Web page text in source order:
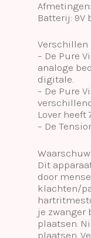
Batterij: 9V
Verschillen
– De Pure
analoge
digitale.
– De Pure
Lover heeft
– De
Dit
door
klachten/
je zwanger
plaatsen.
plaatsen.